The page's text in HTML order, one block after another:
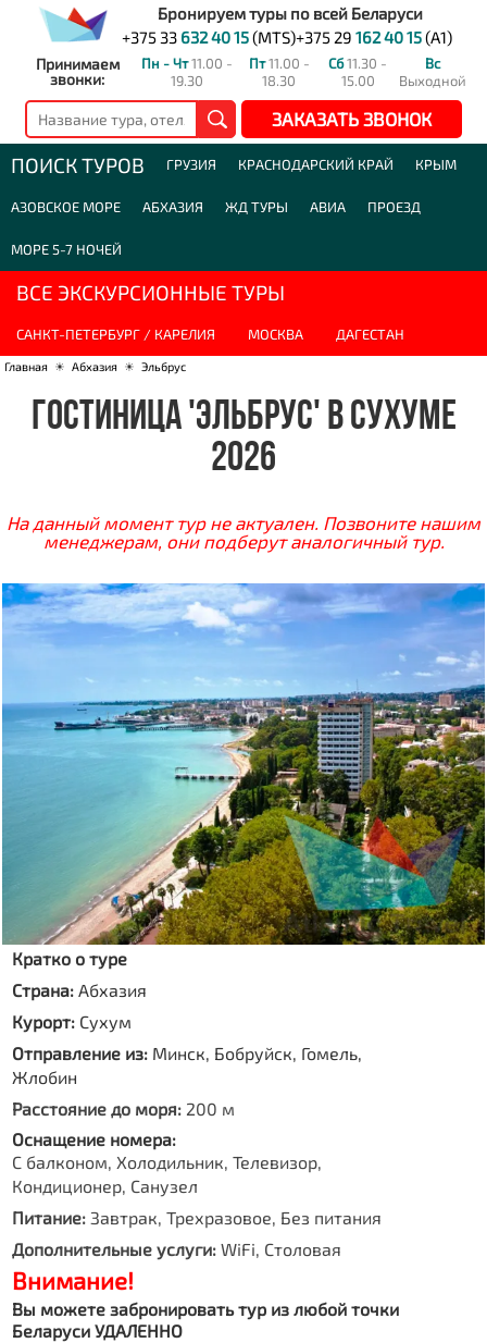
Бронируем туры по всей Беларуси
+375 33 632 40 15(MTS)+375 29 162 40 15(A1)
Принимаем
звонки:
Пн - Чт11.00 -
19.30
Пт11.00 -
18.30
Сб11.30 -
15.00
Вс
Выходной
ЗАКАЗАТЬ ЗВОНОК
ПОИСК ТУРОВ ГРУЗИЯ КРАСНОДАРСКИЙ КРАЙ КРЫМ
АЗОВСКОЕ МОРЕ АБХАЗИЯ ЖД ТУРЫ АВИА ПРОЕЗД
МОРЕ 5-7 НОЧЕЙ
ВСЕ ЭКСКУРСИОННЫЕ ТУРЫ
САНКТ-ПЕТЕРБУРГ / КАРЕЛИЯ МОСКВА ДАГЕСТАН
Главная ☀ Абхазия ☀ Эльбрус
ГОСТИНИЦА 'ЭЛЬБРУС' В СУХУМЕ
2026
На данный момент тур не актуален. Позвоните нашим
менеджерам, они подберут аналогичный тур.
Кратко о туре
Страна:Абхазия
Курорт: Сухум
Отправление из: Минск, Бобруйск, Гомель,
Жлобин
Расстояние до моря: 200 м
Оснащение номера:
С балконом, Холодильник, Телевизор,
Кондиционер, Санузел
Питание: Завтрак, Трехразовое, Без питания
Дополнительные услуги: WiFi, Столовая
Внимание!
Вы можете забронировать тур из любой точки
Беларуси УДАЛЕННО